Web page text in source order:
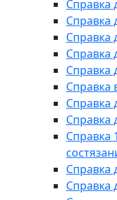
Справка
Справка
Справка
Справка
Справка
Справка
Справка
Справка
Справка
Справка
Справка